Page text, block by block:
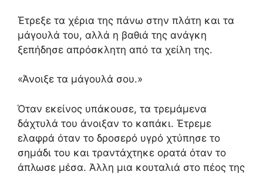
Έτρεξε τα χέρια της πάνω στην πλάτη και τα
μάγουλά του, αλλά η βαθιά της ανάγκη
ξεπήδησε απρόσκλητη από τα χείλη της.
«Άνοιξε τα μάγουλά σου.»
Όταν εκείνος υπάκουσε, τα τρεμάμενα
δάχτυλά του άνοιξαν το καπάκι. Έτρεμε
ελαφρά όταν το δροσερό υγρό χτύπησε το
σημάδι του και τραντάχτηκε ορατά όταν το
άπλωσε μέσα. Άλλη μια κουταλιά στο πέος της